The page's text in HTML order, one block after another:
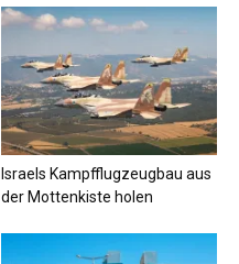
Israels Kampfflugzeugbau aus
der Mottenkiste holen